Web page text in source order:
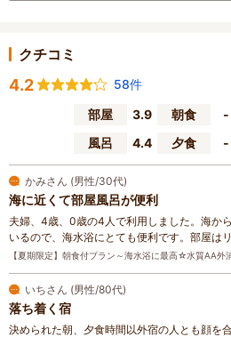
クチコミ
4.2
58件
部屋
3.9 朝食 -
風呂
4.4 夕食 -
かみさん (男性/30代)
海に近くて部屋風呂が便利
夫婦、4歳、0歳の4人で利用しました。海か
いるので、海水浴にとても便利です。部屋は
【夏期限定】朝食付プラン～海水浴に最高☆水質AA外
いちさん (男性/80代)
落ち着く宿
決められた朝、夕食時間以外宿の人とも顔を